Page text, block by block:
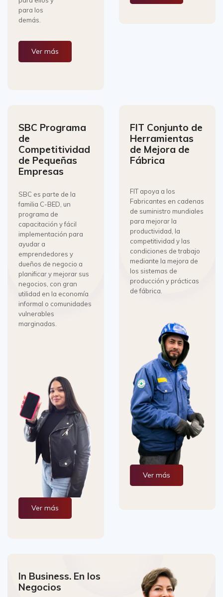
para los
demás.
Ver más
SBC Programa
de
Competitividad
de Pequeñas
Empresas
SBC es parte de la
familia C-BED, un
programa de
capacitación y fácil
implementación para
ayudar a
emprendedores y
dueños de negocio a
planificar y mejorar sus
negocios, con gran
utilidad en la economía
informal o comunidades
vulnerables
marginadas.
Ver más
FIT Conjunto de
Herramientas
de Mejora de
Fábrica
FIT apoya a los
Fabricantes en cadenas
de suministro mundiales
para mejorar la
productividad, la
competitividad y las
condiciones de trabajo
mediante la mejora de
los sistemas de
producción y prácticas
de fábrica.
Ver más
In Business. En los
Negocios